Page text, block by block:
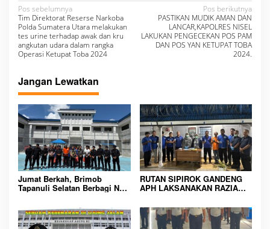
N
a
v
i
g
a
s
i
p
o
s
Pos sebelumnya
Tim Direktorat Reserse Narkoba
Polda Sumatera Utara melakukan
tes urine terhadap awak dan kru
angkutan udara dalam rangka
Operasi Ketupat Toba 2024
Pos berikutnya
PASTIKAN MUDIK AMAN DAN
LANCAR,KAPOLRES NISEL
LAKUKAN PENGECEKAN POS PAM
DAN POS YAN KETUPAT TOBA
2024.
Jangan Lewatkan
Jumat Berkah, Brimob
Tapanuli Selatan Berbagi Nasi
Rutan Kelas IIB Sipirok
RUTAN SIPIROK GANDENG
APH LAKSANAKAN RAZIA
KOMITMEN CIPTAKAN
LINGKUNGAN
PEMASYARAKATAN YANG